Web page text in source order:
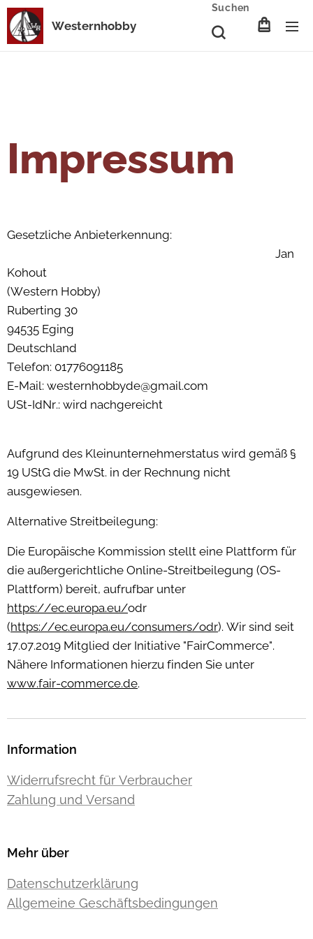
Westernhobby
Suchen
Impressum
Gesetzliche Anbieterkennung:
Jan
Kohout
(Western Hobby)
Ruberting 30
94535 Eging
Deutschland
Telefon: 01776091185
E-Mail: westernhobbyde@gmail.com
USt-IdNr.: wird nachgereicht
Aufgrund des Kleinunternehmerstatus wird gemäß §
19 UStG die MwSt. in der Rechnung nicht
ausgewiesen.
Alternative Streitbeilegung:
Die Europäische Kommission stellt eine Plattform für
die außergerichtliche Online-Streitbeilegung (OS-
Plattform) bereit, aufrufbar unter
https://ec.europa.eu/odr
(https://ec.europa.eu/consumers/odr). Wir sind seit
17.07.2019 Mitglied der Initiative "FairCommerce".
Nähere Informationen hierzu finden Sie unter
www.fair-commerce.de.
Information
Widerrufsrecht für Verbraucher
Zahlung und Versand
Mehr über
Datenschutzerklärung
Allgemeine Geschäftsbedingungen